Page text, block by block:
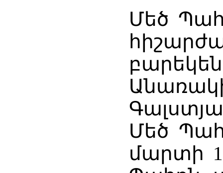
Մեծ
Մեծ
մարտի